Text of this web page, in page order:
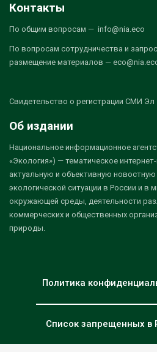
Контакты
По общим вопросам — info@nia.eco
По вопросам сотрудничества и
размещение материалов —
Свидетельство о регистрации СМИ
Об издании
Национальное информационное
«Экология») — тематическое
актуальную и объективную
экологической ситуации в России и в
окружающей среды, деятельности
коммерческих и общественных
природы.
Политика
Список запрещенных в